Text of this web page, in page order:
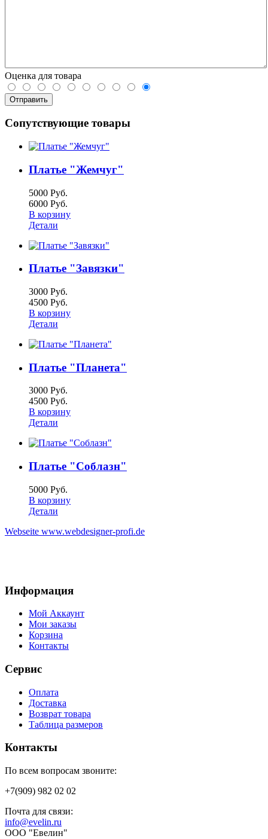
Оценка для товара
Сопутствующие товары
Платье "Жемчуг"
5000 Руб.
6000 Руб.
В корзину
Детали
Платье "Завязки"
3000 Руб.
4500 Руб.
В корзину
Детали
Платье "Планета"
3000 Руб.
4500 Руб.
В корзину
Детали
Платье "Соблазн"
5000 Руб.
В корзину
Детали
Webseite www.webdesigner-profi.de
Информация
Мой Аккаунт
Мои заказы
Корзина
Контакты
Сервис
Оплата
Доставка
Возврат товара
Таблица размеров
Контакты
По всем вопросам звоните:
+7(909) 982 02 02
Почта для связи:
info@evelin.ru
ООО "Евелин"